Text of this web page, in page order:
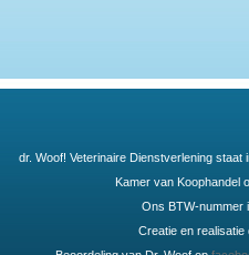
dr. Woof! Veterinaire Dienstverlening
Kamer van Koophandel
Ons BTW-nummer
Creatie en realisatie